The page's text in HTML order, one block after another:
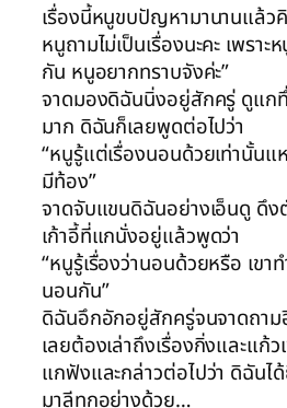
เรื่องนี้หนูขบปัญหามานานแล้ว
หนูถามไม่เป็นเรื่องนะคะ เพรา
กัน หนูอยากทราบจังค่ะ”
จาดมองดิฉันนิ่งอยู่สักครู่ ดูแก
มาก ดิฉันก็เลยพูดต่อไปว่า
“หนูรู้แต่เรื่องนอนด้วยเท่านั้นแ
มีท้อง”
จาดจับแขนดิฉันอย่างเอ็นดู ดึง
เก้าอี้ที่แกนั่งอยู่แล้วพูดว่า
“หนูรู้เรื่องว่านอนด้วยหรือ เขา
นอนกัน”
ดิฉันอึกอักอยู่สักครู่จนจาดถา
เลยต้องเล่าถึงเรื่องกิ่งและแก้
แกฟังและกล่าวต่อไปว่า ดิฉัน
มาลีทุกอย่างด้วย…